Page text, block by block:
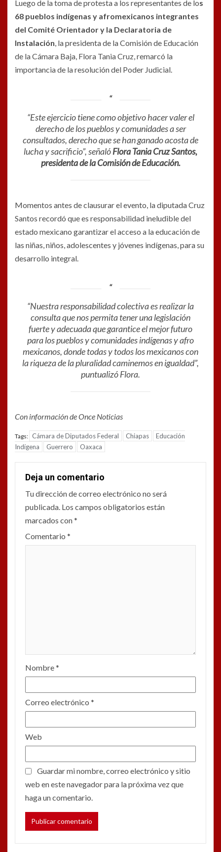
Luego de la toma de protesta a los representantes de los
68 pueblos indígenas y afromexicanos integrantes
del Comité Orientador y la Declaratoria de
Instalación , la presidenta de la Comisión de Educación
de la Cámara Baja, Flora Tania Cruz, remarcó la
importancia de la resolución del Poder Judicial.
“Este ejercicio tiene como objetivo hacer valer el
derecho de los pueblos y comunidades a ser
consultados, derecho que se han ganado acosta de
lucha y sacrificio”, señalóFlora Tania Cruz Santos,
presidenta de la Comisión de Educación.
Momentos antes de clausurar el evento, la diputada Cruz
Santos recordó que es responsabilidad ineludible del
estado mexicano garantizar el acceso a la educación de
las niñas, niños, adolescentes y jóvenes indígenas, para su
desarrollo integral.
“Nuestra responsabilidad colectiva es realizar la
consulta que nos permita tener una legislación
fuerte y adecuada que garantice el mejor futuro
para los pueblos y comunidades indígenas y afro
mexicanos, donde todas y todos los mexicanos con
la riqueza de la pluralidad caminemos en igualdad”,
puntualizó Flora.
Con información de Once Noticias
Tags: Cámara de Diputados Federal Chiapas
Educación
Indígena
Guerrero Oaxaca
Deja un comentario
Tu dirección de correo electrónico no será
publicada. Los campos obligatorios están
marcados con*
Comentario *
Nombre*
Correo electrónico *
Web
Guardar mi nombre, correo electrónico y sitio
web en este navegador para la próxima vez que
haga un comentario.